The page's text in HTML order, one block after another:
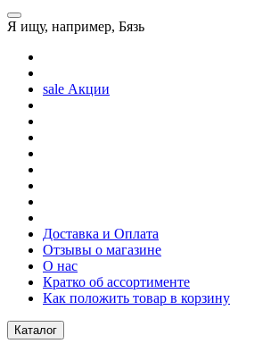
Я ищу, например, Бязь
sale Акции
Доставка и Оплата
Отзывы о магазине
О нас
Кратко об ассортименте
Как положить товар в корзину
Каталог